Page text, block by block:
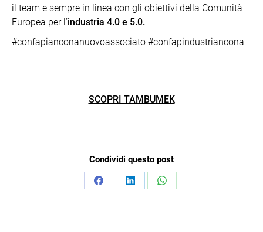
il team e sempre in linea con gli obiettivi della Comunità
Europea per l’industria 4.0 e 5.0.
#confapianconanuovoassociato #confapindustriancona
SCOPRI TAMBUMEK
Condividi questo post
CondividiCondividiCondividi